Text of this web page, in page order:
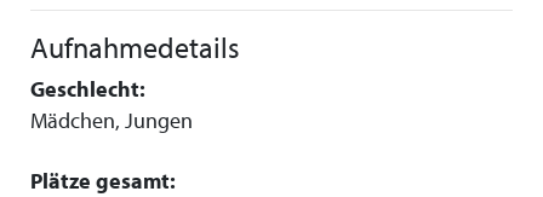
Aufnahmedetails
Geschlecht:
Mädchen, Jungen
Plätze gesamt: